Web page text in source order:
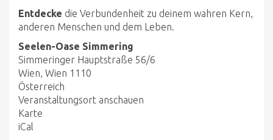
Entdecke die Verbundenheit zu deinem wahren Kern,
anderen Menschen und dem Leben.
Seelen-Oase Simmering
Simmeringer Hauptstraße 56/6
Wien, Wien 1110
Österreich
Veranstaltungsort anschauen
Karte
iCal